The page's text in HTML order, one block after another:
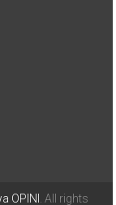
OPINI . All rights